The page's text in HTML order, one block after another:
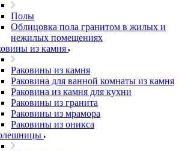
Полы
Облицовка пола гранитом в жилых и
нежилых помещениях
из камня
Раковины из камня
Раковина для ванной комнаты из камня
Раковина из камня для кухни
Раковины из гранита
Раковины из мрамора
Раковины из оникса